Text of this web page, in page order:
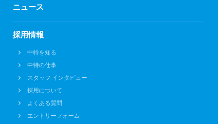
ニュース
採用情報
中特を知る
中特の仕事
スタッフ インタビュー
採用について
よくある質問
エントリーフォーム